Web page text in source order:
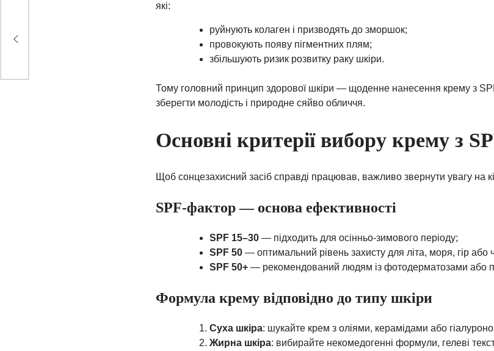
які:
руйнують колаген і призводять до зморшок;
провокують появу пігментних плям;
збільшують ризик розвитку раку шкіри.
Тому головний принцип здорової шкіри — щоденне нанесення крему з
зберегти молодість і природне сяйво обличчя.
Основні критерії вибору крему з
Щоб сонцезахисний засіб справді працював, важливо звернути увагу на
SPF-фактор — основа ефективності
SPF 15–30 — підходить для осінньо-зимового періоду;
SPF 50 — оптимальний рівень захисту для літа, моря, гір або
SPF 50+ — рекомендований людям із фотодерматозами або
Формула крему відповідно до типу шкіри
Суха шкіра: шукайте крем з оліями, керамідами або
Жирна шкіра: вибирайте некомедогенні формули, гелеві